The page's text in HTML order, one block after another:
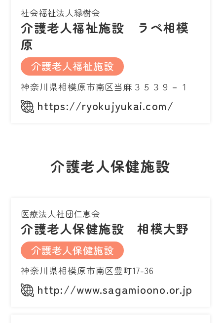
社会福祉法人緑樹会
介護老人福祉施設 ラペ相模
原
介護老人福祉施設
神奈川県相模原市南区当麻３５３９－１
https://ryokujyukai.com/
介護老人保健施設
医療法人社団仁恵会
介護老人保健施設 相模大野
介護老人保健施設
神奈川県相模原市南区豊町17-36
http://www.sagamioono.or.jp